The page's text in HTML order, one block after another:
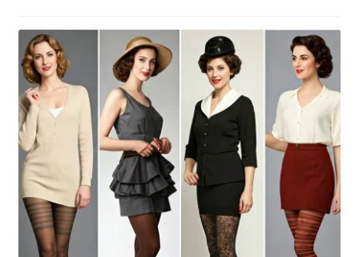
produkty
Recenzje
Rozwiń
menu
potomne